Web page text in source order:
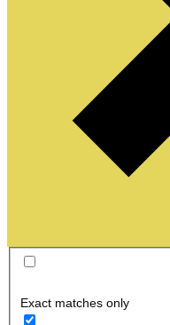
Exact matches only